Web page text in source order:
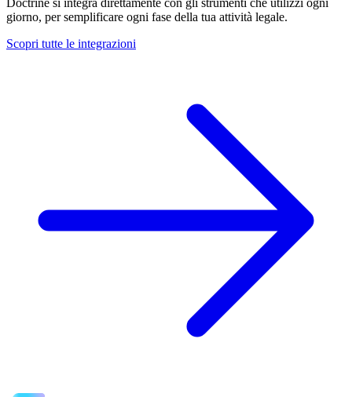
giorno, per semplificare ogni fase della tua attività legale.
Scopri tutte le integrazioni